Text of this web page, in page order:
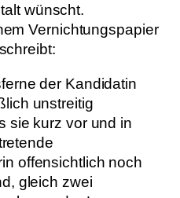
wünscht.
Vernichtungspapier
der Kandidatin
unstreitig
sie kurz vor und in
offensichtlich noch
gleich zwei